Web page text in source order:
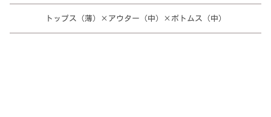
トップス（薄）×アウター（中）×ボトムス（中）